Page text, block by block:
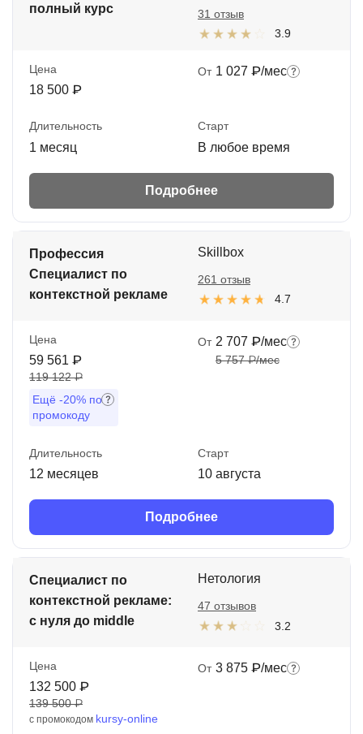
полный курс
3.9
31 отзыв
Цена
18 500 ₽
От 1 027 ₽/мес
Длительность
1 месяц
Старт
В любое время
Подробнее
Профессия
Специалист по
контекстной рекламе
Skillbox
4.7
261 отзыв
Цена
59 561 ₽
119 122 ₽
Ещё -20% по
промокоду
От 2 707 ₽/мес
5 757 ₽/мес
Длительность
12 месяцев
Старт
10 августа
Подробнее
Специалист по
контекстной рекламе:
с нуля до middle
Нетология
3.2
47 отзывов
Цена
132 500 ₽
139 500 ₽
с промокодом kursy-online
От 3 875 ₽/мес